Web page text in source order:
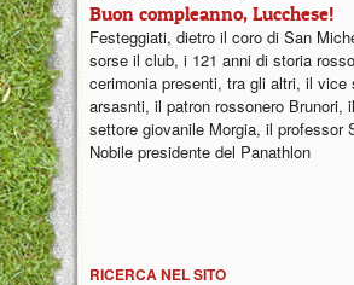
Buon compleanno, Lucchese!
Festeggiati, dietro il coro di San
sorse il club, i 121 anni di storia
cerimonia presenti, tra gli altri, il vice
arsasnti, il patron rossonero Brunori,
settore giovanile Morgia, il professor
Nobile presidente del Panathlon
RICERCA NEL SITO